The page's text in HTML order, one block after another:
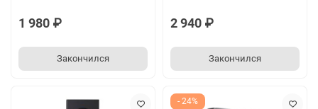
1 980 ₽
Закончился
2 940 ₽
Закончился
- 24%